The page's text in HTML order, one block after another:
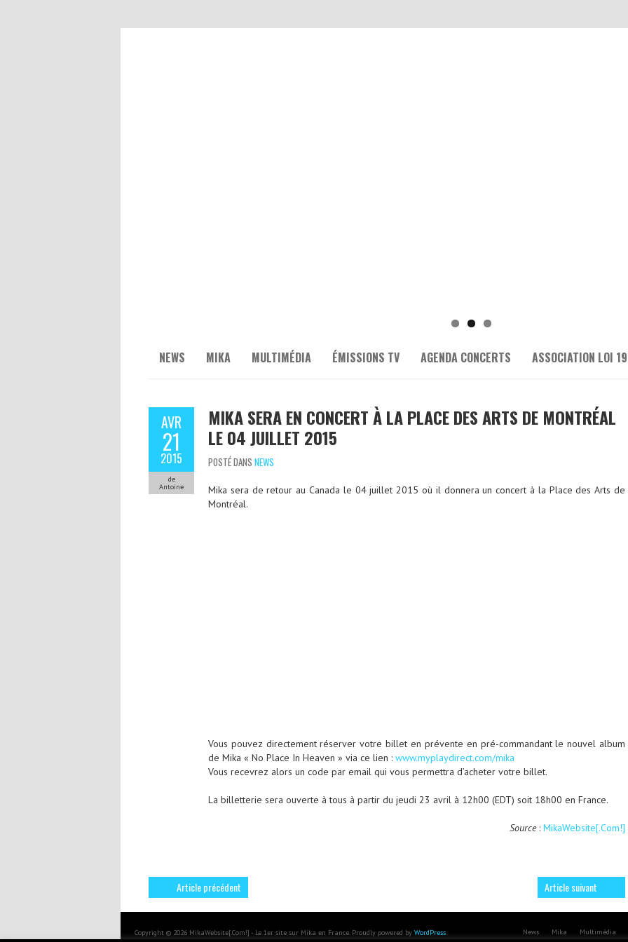
NEWS MIKA MULTIMÉDIA ÉMISSIONS TV AGENDA CONCERTS ASSOCIATION LOI
AVR
21
2015
de
Antoine
MIKA SERA EN CONCERT À LA PLACE DES ARTS DE MONTRÉAL
LE 04 JUILLET 2015
POSTÉ DANS NEWS
Mika sera de retour au Canada le 04 juillet 2015 où il donnera un concert à la Place des Arts de
Montréal.
Vous pouvez directement réserver votre billet en prévente en pré-commandant le nouvel album
de Mika « No Place In Heaven » via ce lien : www.myplaydirect.com/mika
Vous recevrez alors un code par email qui vous permettra d’acheter votre billet.
La billetterie sera ouverte à tous à partir du jeudi 23 avril à 12h00 (EDT) soit 18h00 en France.
Source: MikaWebsite[.Com!]
Article précédent Article suivant
Copyright © 2026 MikaWebsite[.Com!] - Le 1er site sur Mika en France. Proudly powered by WordPress. News Mika Multimédia